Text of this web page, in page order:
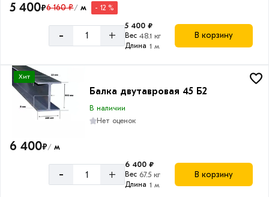
5 400₽6 160 ₽/ м - 12 %
- +
5 400 ₽
Вес 48.1 кг
Длина 1 м
В корзину
Хит
Балка двутавровая 45 Б2
В наличии
Нет оценок
6 400₽/ м
- +
6 400 ₽
Вес 67.5 кг
Длина 1 м
В корзину